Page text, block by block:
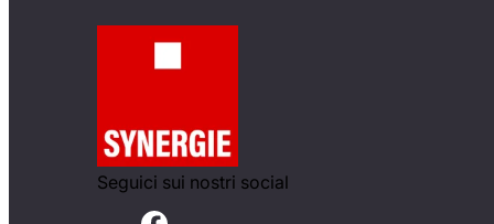
Seguici sui nostri social